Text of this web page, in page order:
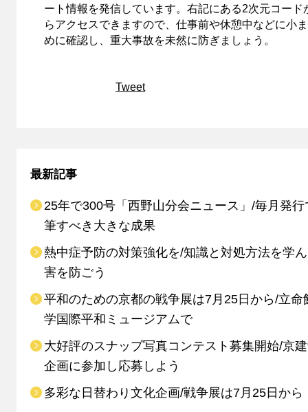
ート情報を発信しています。右記にある2次元コード
らアクセスできますので、仕事前や休憩中などに小ま
めに確認し、重大事故を未然に防ぎましょう。
Tweet
最新記事
25年で300号「西野山分会ニュース」/毎月発行
筆すべき大きな成果
熱中症予防の対策強化を/知識と対処方法を学
害を防ごう
平和のための京都の戦争展は7月25日から/立命
学国際平和ミュージアムで
大好評のスナップ写真コンテスト募集開始/京
企画に参加し応募しよう
多彩な日替わり文化企画/戦争展は7月25日から